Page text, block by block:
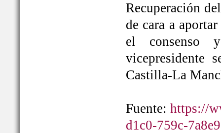
Recuperación
de cara a
el consenso
vicepresidente
Castilla-La
Fuente: https://
d1c0-759c-